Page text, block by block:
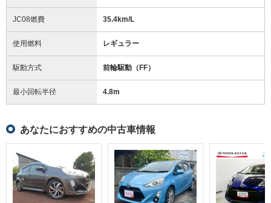
JC08燃費 35.4km/L
使用燃料 レギュラー
駆動方式 前輪駆動（FF）
最小回転半径 4.8m
あなたにおすすめの中古車情報